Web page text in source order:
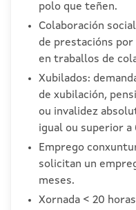
polo que teñen.
Colaboración
de prestacións
en traballos de
Xubilados:
de xubilación,
ou invalidez
igual ou superior a
Emprego
solicitan un
meses.
Xornada < 20